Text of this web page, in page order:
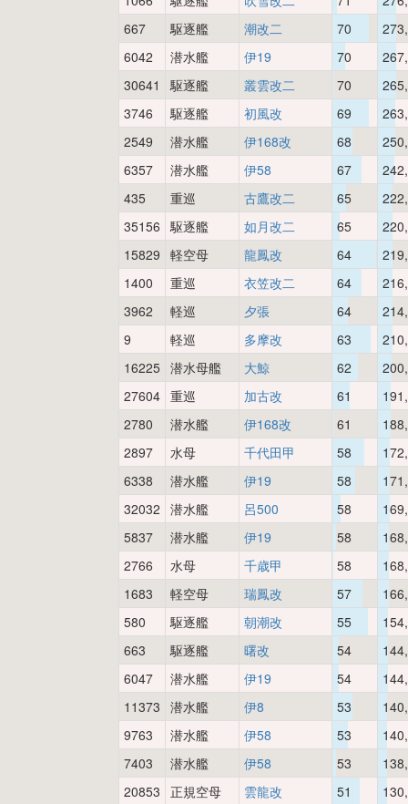
667
駆逐艦 潮改二 70
6042
潜水艦 伊19 70
30641
駆逐艦 叢雲改二 70
3746
駆逐艦 初風改 69
2549
潜水艦 伊168改 68
6357
潜水艦 伊58 67
435
重巡 古鷹改二 65
35156 駆逐艦 如月改二 65
15829 軽空母 龍鳳改 64
1400
重巡 衣笠改二 64
3962
軽巡 夕張 64
9
軽巡 多摩改 63
16225 潜水母艦 大鯨 62
27604 重巡 加古改 61
2780
潜水艦 伊168改 61
2897
水母 千代田甲 58
6338
潜水艦 伊19 58
32032 潜水艦 呂500 58
5837
潜水艦 伊19 58
2766
水母 千歳甲 58
1683
軽空母 瑞鳳改 57
580
駆逐艦 朝潮改 55
663
駆逐艦 曙改 54
6047
潜水艦 伊19 54
11373 潜水艦 伊8 53
9763
潜水艦 伊58 53
7403
潜水艦 伊58 53
20853 正規空母 雲龍改 51